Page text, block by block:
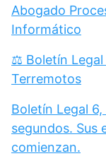
Abogado
Informático
⚖️ Boletín Legal
Terremotos
Boletín Legal
segundos. Sus
comienzan.